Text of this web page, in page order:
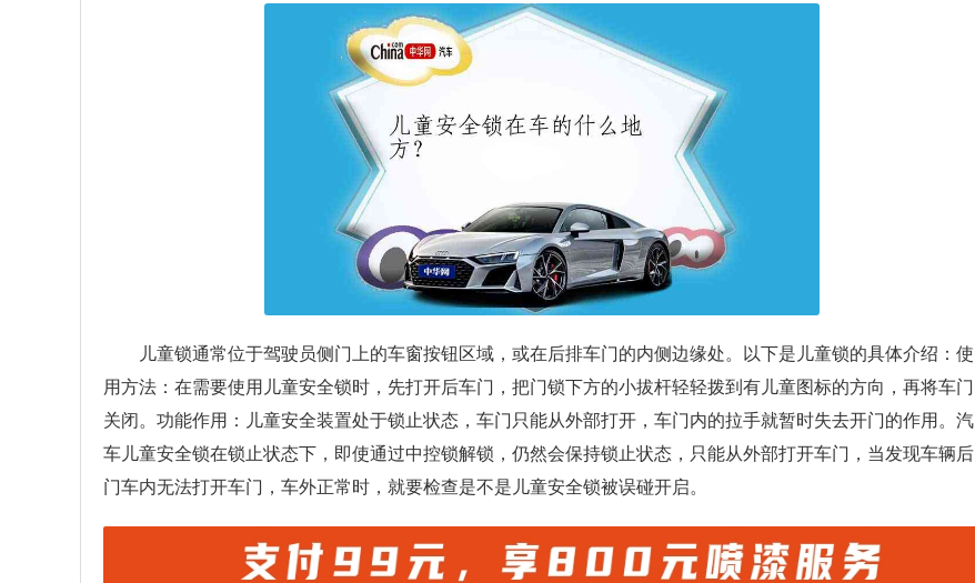
儿童锁通常位于驾驶员侧门上的车窗按钮区域，或在后排车门的内侧边缘处。以下是儿童锁的具体介绍：使
用方法：在需要使用儿童安全锁时，先打开后车门，把门锁下方的小拔杆轻轻拨到有儿童图标的方向，再将车门
关闭。功能作用：儿童安全装置处于锁止状态，车门只能从外部打开，车门内的拉手就暂时失去开门的作用。汽
车儿童安全锁在锁止状态下，即使通过中控锁解锁，仍然会保持锁止状态，只能从外部打开车门，当发现车辆后
门车内无法打开车门，车外正常时，就要检查是不是儿童安全锁被误碰开启。